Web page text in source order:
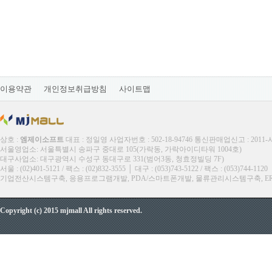
이용약관 개인정보취급방침 사이트맵
상호 : 엠제이소프트 대표 : 정일영 사업자번호 : 502-18-94746 통신판매업신고 : 2011-
서울영업소: 서울특별시 송파구 중대로 105(가락동, 가락아이디타워 1004호)
대구사업소: 대구광역시 수성구 동대구로 331(범어3동, 청효정빌딩 7F)
서울 : (02)401-5121 / 팩스 : (02)832-3555 │ 대구 : (053)743-5122 / 팩스 : (053)744-1120
기업전산시스템구축, 응용프로그램개발, PDA/스마트폰개발, 물류관리시스템구축,
Copyright (c) 2015 mjmall All rights reserved.